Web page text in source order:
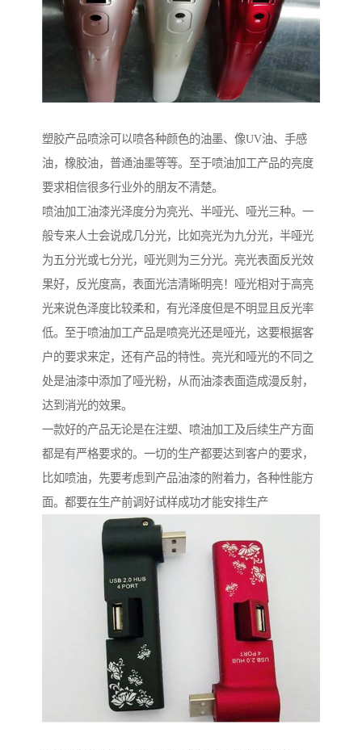
塑胶产品喷涂可以喷各种颜色的油墨、像UV油、手感
油，橡胶油，普通油墨等等。至于喷油加工产品的亮度
要求相信很多行业外的朋友不清楚。
喷油加工油漆光泽度分为亮光、半哑光、哑光三种。一
般专来人士会说成几分光，比如亮光为九分光，半哑光
为五分光或七分光，哑光则为三分光。亮光表面反光效
果好，反光度高，表面光洁清晰明亮！哑光相对于高亮
光来说色泽度比较柔和，有光泽度但是不明显且反光率
低。至于喷油加工产品是喷亮光还是哑光，这要根据客
户的要求来定，还有产品的特性。亮光和哑光的不同之
处是油漆中添加了哑光粉，从而油漆表面造成漫反射，
达到消光的效果。
一款好的产品无论是在注塑、喷油加工及后续生产方面
都是有严格要求的。一切的生产都要达到客户的要求，
比如喷油，先要考虑到产品油漆的附着力，各种性能方
面。都要在生产前调好试样成功才能安排生产